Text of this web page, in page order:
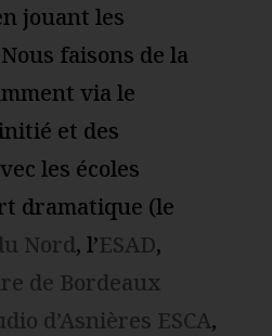
jouant les
faisons de la
via le
et des
les écoles
dramatique (le
Nord, l’ESAD,
de Bordeaux
d’Asnières ESCA,